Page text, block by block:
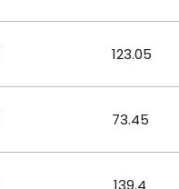
123.05
73.45
139.4